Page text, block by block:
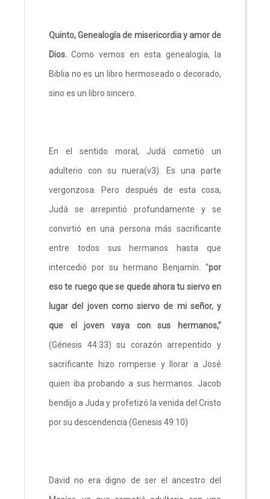
Quinto, Genealogía de misericordia y amor de
Dios. Como vemos en esta genealogía, la
Biblia no es un libro hermoseado o decorado,
sino es un libro sincero.
En el sentido moral, Judá cometió un
adulterio con su nuera(v3). Es una parte
vergonzosa. Pero después de esta cosa,
Judá se arrepintió profundamente y se
convirtió en una persona más sacrificante
entre todos sus hermanos hasta que
intercedió por su hermano Benjamín. “por
eso te ruego que se quede ahora tu siervo en
lugar del joven como siervo de mi señor, y
que el joven vaya con sus hermanos,”
(Génesis 44:33) su corazón arrepentido y
sacrificante hizo romperse y llorar a José
quien iba probando a sus hermanos. Jacob
bendijo a Juda y profetizó la venida del Cristo
por su descendencia (Genesis 49:10)
David no era digno de ser el ancestro del